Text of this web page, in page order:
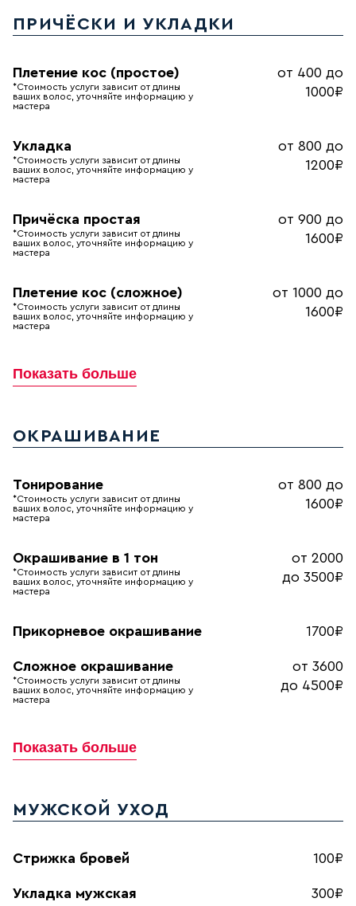
ПРИЧЁСКИ И УКЛАДКИ
Плетение кос (простое)
*Стоимость услуги зависит от длины
ваших волос, уточняйте информацию у
мастера
от 400 до
1000₽
Укладка
*Стоимость услуги зависит от длины
ваших волос, уточняйте информацию у
мастера
от 800 до
1200₽
Причёска простая
*Стоимость услуги зависит от длины
ваших волос, уточняйте информацию у
мастера
от 900 до
1600₽
Плетение кос (сложное)
*Стоимость услуги зависит от длины
ваших волос, уточняйте информацию у
мастера
от 1000 до
1600₽
Показать больше
ОКРАШИВАНИЕ
Тонирование
*Стоимость услуги зависит от длины
ваших волос, уточняйте информацию у
мастера
от 800 до
1600₽
Окрашивание в 1 тон
*Стоимость услуги зависит от длины
ваших волос, уточняйте информацию у
мастера
от 2000
до 3500₽
Прикорневое окрашивание 1700₽
Сложное окрашивание
*Стоимость услуги зависит от длины
ваших волос, уточняйте информацию у
мастера
от 3600
до 4500₽
Показать больше
МУЖСКОЙ УХОД
Стрижка бровей 100₽
Укладка мужская 300₽